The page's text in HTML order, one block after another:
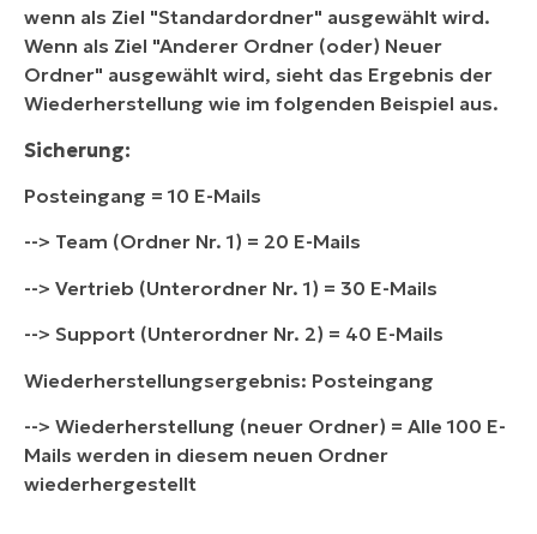
wenn als Ziel "Standardordner" ausgewählt wird.
Wenn als Ziel "Anderer Ordner (oder) Neuer
Ordner" ausgewählt wird, sieht das Ergebnis der
Wiederherstellung wie im folgenden Beispiel aus.
Sicherung:
Posteingang = 10 E-Mails
--> Team (Ordner Nr. 1) = 20 E-Mails
--> Vertrieb (Unterordner Nr. 1) = 30 E-Mails
--> Support (Unterordner Nr. 2) = 40 E-Mails
Wiederherstellungsergebnis: Posteingang
--> Wiederherstellung (neuer Ordner) = Alle 100 E-
Mails werden in diesem neuen Ordner
wiederhergestellt